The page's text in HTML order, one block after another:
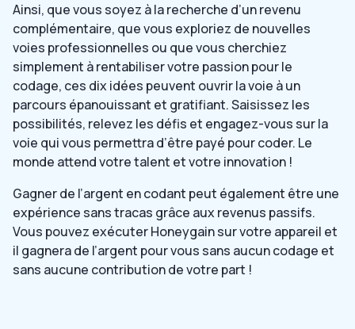
Ainsi, que vous soyez à la recherche d’un revenu
complémentaire, que vous exploriez de nouvelles
voies professionnelles ou que vous cherchiez
simplement à rentabiliser votre passion pour le
codage, ces dix idées peuvent ouvrir la voie à un
parcours épanouissant et gratifiant. Saisissez les
possibilités, relevez les défis et engagez-vous sur la
voie qui vous permettra d’être payé pour coder. Le
monde attend votre talent et votre innovation !
Gagner de l’argent en codant peut également être une
expérience sans tracas grâce aux revenus passifs.
Vous pouvez exécuter Honeygain sur votre appareil et
il gagnera de l’argent pour vous sans aucun codage et
sans aucune contribution de votre part !